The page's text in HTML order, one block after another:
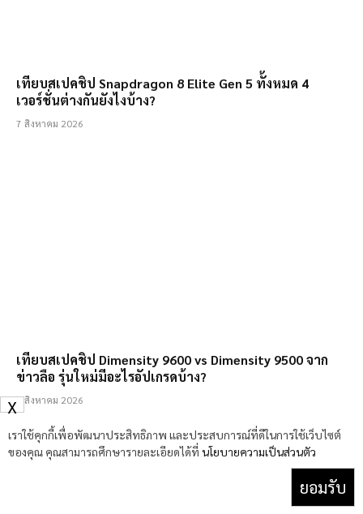
เทียบสเปคชิป Snapdragon 8 Elite Gen 5 ทั้งหมด 4
เวอร์ชั่นต่างกันยังไงบ้าง?
7 สิงหาคม 2026
เทียบสเปคชิป Dimensity 9600 vs Dimensity 9500 จาก
ข่าวลือ รุ่นใหม่มีอะไรอัปเกรดบ้าง?
4 สิงหาคม 2026
เราใช้คุกกี้เพื่อพัฒนาประสิทธิภาพ และประสบการณ์ที่ดีในการใช้เว็บไซต์
ของคุณ คุณสามารถศึกษารายละเอียดได้ที่ นโยบายความเป็นส่วนตัว
ยอมรับ
X